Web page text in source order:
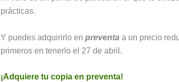
prácticas.
Y puedes adquirirlo en preventa a un precio
primeros en tenerlo el 27 de abril.
¡Adquiere tu copia en preventa!